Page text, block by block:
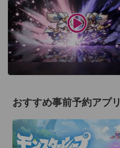
おすすめ事前予約アプリ